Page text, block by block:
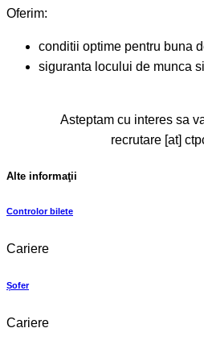
Oferim:
conditii optime pentru buna
siguranta locului de munca
Asteptam cu interes sa
recrutare [at]
Alte informaţii
Controlor bilete
Cariere
Șofer
Cariere